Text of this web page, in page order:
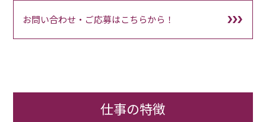
お問い合わせ・ご応募はこちらから！
仕事の特徴